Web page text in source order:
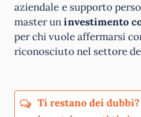
aziendale e supporto
master uninvestimento
per chi vuole affermarsi
riconosciuto nel settore